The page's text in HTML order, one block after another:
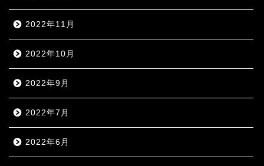
2022年11月
2022年10月
2022年9月
2022年7月
2022年6月